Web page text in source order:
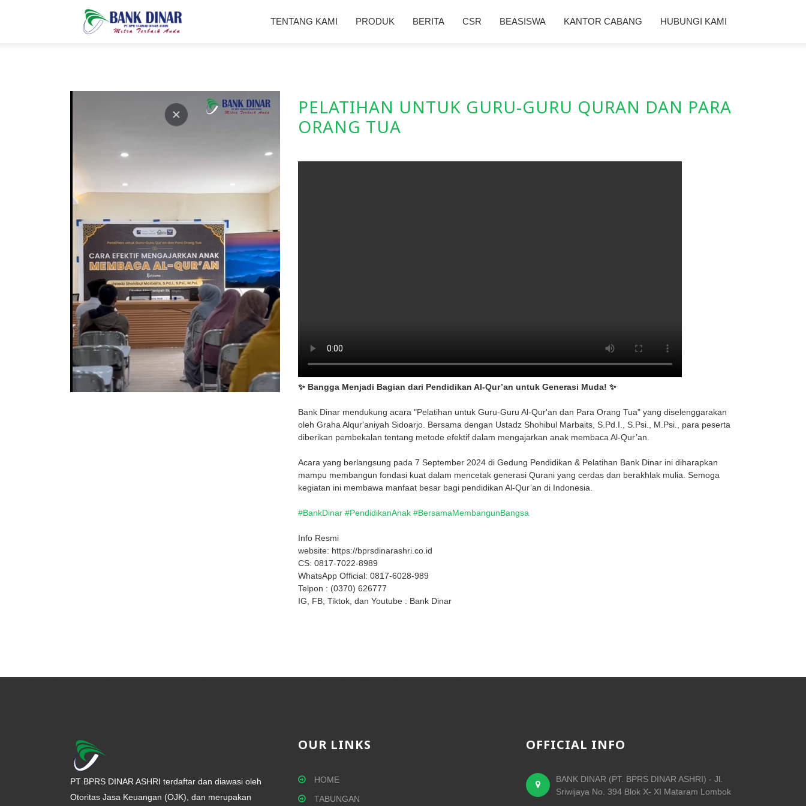
TENTANG KAMI PRODUK BERITA CSR BEASISWA KANTOR CABANG HUBUNGI KAMI
PELATIHAN UNTUK GURU-GURU QURAN DAN PARA
ORANG TUA
✨ Bangga Menjadi Bagian dari Pendidikan Al-Qur’an untuk Generasi Muda! ✨
Bank Dinar mendukung acara "Pelatihan untuk Guru-Guru Al-Qur'an dan Para Orang Tua" yang diselenggarakan
oleh Graha Alqur'aniyah Sidoarjo. Bersama dengan Ustadz Shohibul Marbaits, S.Pd.I., S.Psi., M.Psi., para peserta
diberikan pembekalan tentang metode efektif dalam mengajarkan anak membaca Al-Qur’an.
Acara yang berlangsung pada 7 September 2024 di Gedung Pendidikan & Pelatihan Bank Dinar ini diharapkan
mampu membangun fondasi kuat dalam mencetak generasi Qurani yang cerdas dan berakhlak mulia. Semoga
kegiatan ini membawa manfaat besar bagi pendidikan Al-Qur’an di Indonesia.
#BankDinar #PendidikanAnak #BersamaMembangunBangsa
Info Resmi
website: https://bprsdinarashri.co.id
CS: 0817-7022-8989
WhatsApp Official: 0817-6028-989
Telpon : (0370) 626777
IG, FB, Tiktok, dan Youtube : Bank Dinar
PT BPRS DINAR ASHRI terdaftar dan diawasi oleh
Otoritas Jasa Keuangan (OJK), dan merupakan
OUR LINKS
HOME
TABUNGAN
OFFICIAL INFO
BANK DINAR (PT. BPRS DINAR ASHRI) - Jl.
Sriwijaya No. 394 Blok X- XI Mataram Lombok